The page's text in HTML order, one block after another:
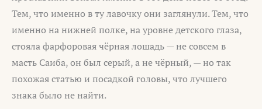
Тем, что именно в ту лавочку они заглянули. Тем, что
именно на нижней полке, на уровне детского глаза,
стояла фарфоровая чёрная лошадь — не совсем в
масть Саиба, он был серый, а не чёрный, — но так
похожая статью и посадкой головы, что лучшего
знака было не найти.